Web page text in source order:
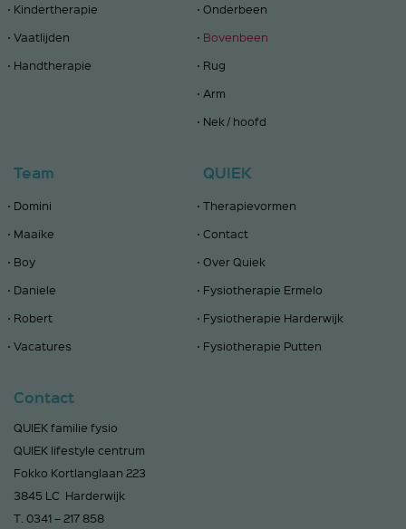
Kindertherapie
Vaatlijden
Handtherapie
Onderbeen
Bovenbeen
Rug
Arm
Nek / hoofd
Team
Domini
Maaike
Boy
Daniele
Robert
Vacatures
QUIEK
Therapievormen
Contact
Over Quiek
Fysiotherapie Ermelo
Fysiotherapie Harderwijk
Fysiotherapie Putten
Contact
QUIEK familie fysio
QUIEK lifestyle centrum
Fokko Kortlanglaan 223
3845 LC Harderwijk
T. 0341 – 217 858